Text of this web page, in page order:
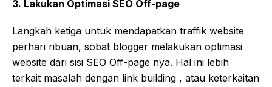
3. Lakukan Optimasi SEO Off-page
Langkah ketiga untuk mendapatkan traffik website
perhari ribuan, sobat blogger melakukan optimasi
website dari sisi SEO Off-page nya. Hal ini lebih
terkait masalah dengan link building , atau keterkaitan